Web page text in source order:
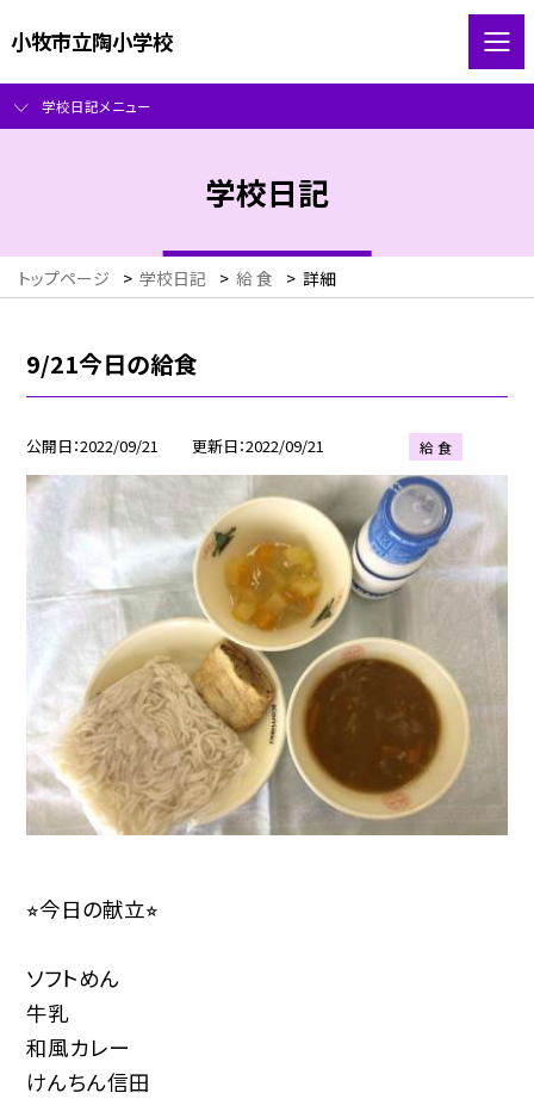
小牧市立陶小学校
学校日記メニュー
学校日記
トップページ > 学校日記 > 給 食 > 詳細
9/21今日の給食
公開日 2022/09/21 更新日 2022/09/21 給 食
⭐︎今日の献立⭐︎
ソフトめん
牛乳
和風カレー
けんちん信田